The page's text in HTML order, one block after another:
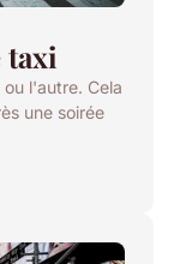
taxi
l'autre. Cela
une soirée